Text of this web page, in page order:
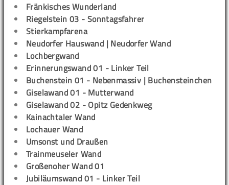
Fränkisches Wunderland
Riegelstein 03 - Sonntagsfahrer
Stierkampfarena
Neudorfer Hauswand | Neudorfer Wand
Lochbergwand
Erinnerungswand 01 - Linker Teil
Buchenstein 01 - Nebenmassiv | Buchensteinchen
Giselawand 01 - Mutterwand
Giselawand 02 - Opitz Gedenkweg
Kainachtaler Wand
Lochauer Wand
Umsonst und Draußen
Trainmeuseler Wand
Großenoher Wand 01
Jubiläumswand 01 - Linker Teil